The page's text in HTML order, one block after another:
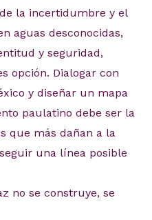
la incertidumbre y el
aguas desconocidas,
y seguridad,
opción. Dialogar con
y diseñar un mapa
paulatino debe ser la
que más dañan a la
una línea posible
no se construye, se